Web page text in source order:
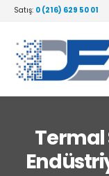
Satış: 0 (216) 629 50 01
Termal